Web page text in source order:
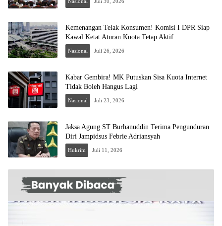
Kemenangan Telak Konsumen! Komisi I DPR Siap
Kawal Ketat Aturan Kuota Tetap Aktif
Nasional Juli 26, 2026
Kabar Gembira! MK Putuskan Sisa Kuota Internet
Tidak Boleh Hangus Lagi
Nasional Juli 23, 2026
Jaksa Agung ST Burhanuddin Terima Pengunduran
Diri Jampidsus Febrie Adriansyah
Hukrim Juli 11, 2026